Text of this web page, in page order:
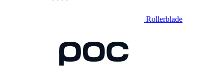
Rollerblade